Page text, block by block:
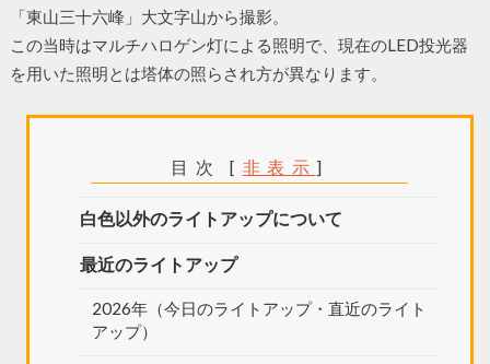
「東山三十六峰」大文字山から撮影。
この当時はマルチハロゲン灯による照明で、現在のLED投光器
を用いた照明とは塔体の照らされ方が異なります。
目次 [ 非表示 ]
白色以外のライトアップについて
最近のライトアップ
2026年（今日のライトアップ・直近のライト
アップ）